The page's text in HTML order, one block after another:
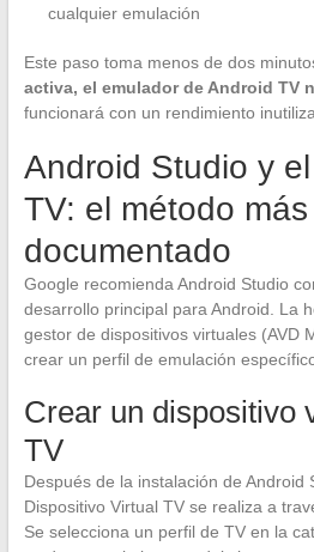
cualquier emulación
Este paso toma menos de dos
activa, el emulador de Android TV
funcionará con un rendimiento
Android Studio y
TV: el método más
documentado
Google recomienda Android Studio
desarrollo principal para Android. La
gestor de dispositivos virtuales (AVD
crear un perfil de emulación
Crear un dispositivo
TV
Después de la instalación de Android
Dispositivo Virtual TV se realiza a
Se selecciona un perfil de TV en la